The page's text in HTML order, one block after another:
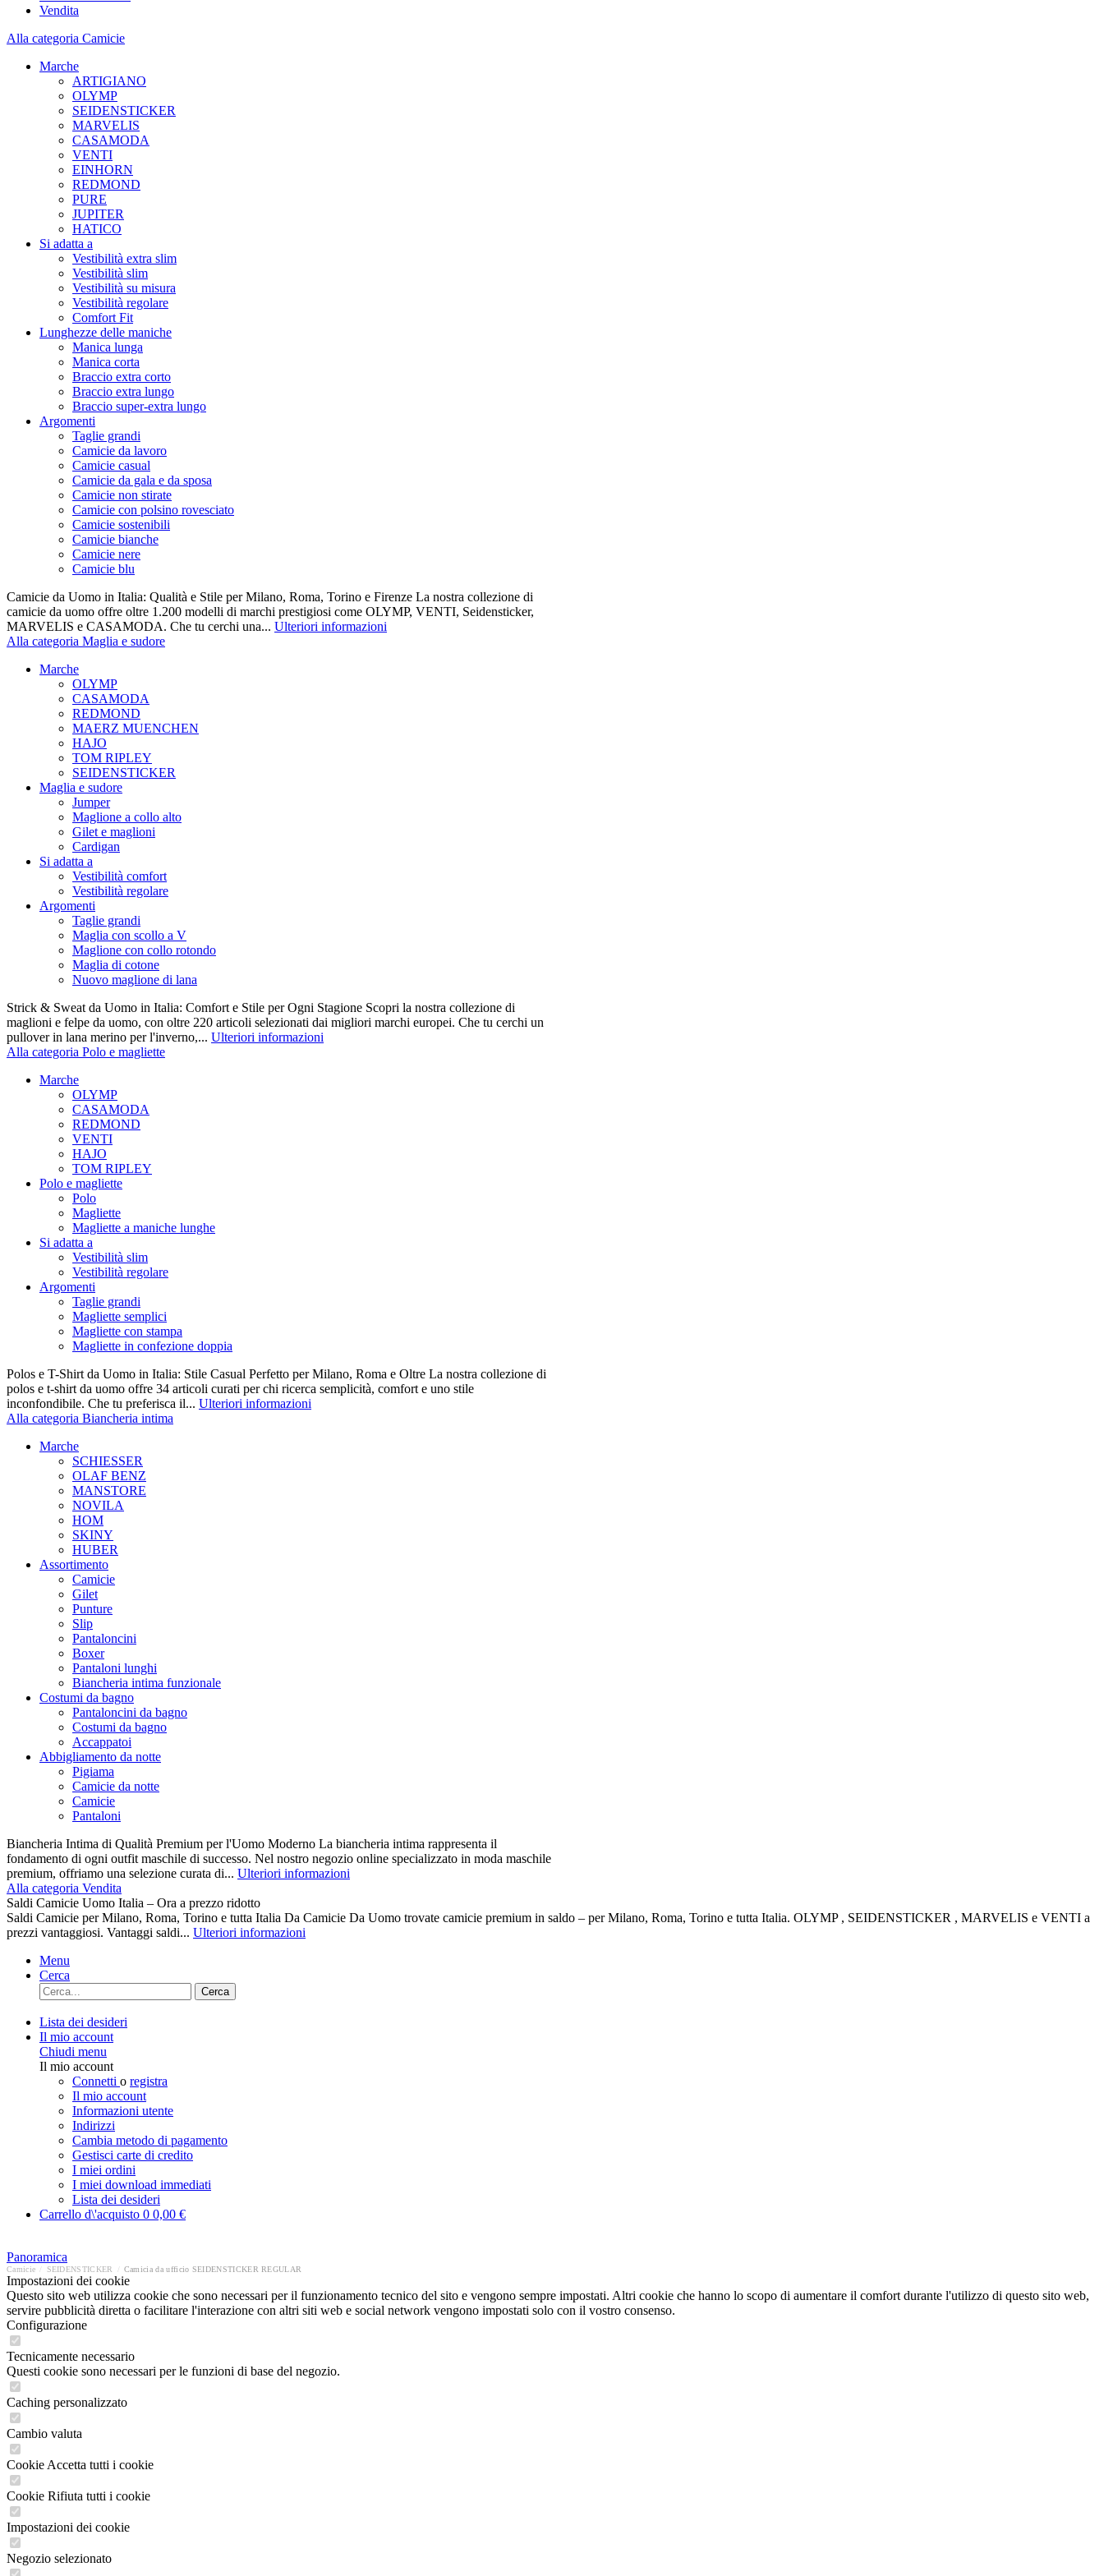
Vendita
Alla categoria Camicie
Marche
ARTIGIANO
OLYMP
SEIDENSTICKER
MARVELIS
CASAMODA
VENTI
EINHORN
REDMOND
PURE
JUPITER
HATICO
Si adatta a
Vestibilità extra slim
Vestibilità slim
Vestibilità su misura
Vestibilità regolare
Comfort Fit
Lunghezze delle maniche
Manica lunga
Manica corta
Braccio extra corto
Braccio extra lungo
Braccio super-extra lungo
Argomenti
Taglie grandi
Camicie da lavoro
Camicie casual
Camicie da gala e da sposa
Camicie non stirate
Camicie con polsino rovesciato
Camicie sostenibili
Camicie bianche
Camicie nere
Camicie blu
Camicie da Uomo in Italia: Qualità e Stile per Milano, Roma, Torino e Firenze La nostra collezione di
camicie da uomo offre oltre 1.200 modelli di marchi prestigiosi come OLYMP, VENTI, Seidensticker,
MARVELIS e CASAMODA. Che tu cerchi una... Ulteriori informazioni
Alla categoria Maglia e sudore
Marche
OLYMP
CASAMODA
REDMOND
MAERZ MUENCHEN
HAJO
TOM RIPLEY
SEIDENSTICKER
Maglia e sudore
Jumper
Maglione a collo alto
Gilet e maglioni
Cardigan
Si adatta a
Vestibilità comfort
Vestibilità regolare
Argomenti
Taglie grandi
Maglia con scollo a V
Maglione con collo rotondo
Maglia di cotone
Nuovo maglione di lana
Strick & Sweat da Uomo in Italia: Comfort e Stile per Ogni Stagione Scopri la nostra collezione di
maglioni e felpe da uomo, con oltre 220 articoli selezionati dai migliori marchi europei. Che tu cerchi un
pullover in lana merino per l'inverno,... Ulteriori informazioni
Alla categoria Polo e magliette
Marche
OLYMP
CASAMODA
REDMOND
VENTI
HAJO
TOM RIPLEY
Polo e magliette
Polo
Magliette
Magliette a maniche lunghe
Si adatta a
Vestibilità slim
Vestibilità regolare
Argomenti
Taglie grandi
Magliette semplici
Magliette con stampa
Magliette in confezione doppia
Polos e T-Shirt da Uomo in Italia: Stile Casual Perfetto per Milano, Roma e Oltre La nostra collezione di
polos e t-shirt da uomo offre 34 articoli curati per chi ricerca semplicità, comfort e uno stile
inconfondibile. Che tu preferisca il... Ulteriori informazioni
Alla categoria Biancheria intima
Marche
SCHIESSER
OLAF BENZ
MANSTORE
NOVILA
HOM
SKINY
HUBER
Assortimento
Camicie
Gilet
Punture
Slip
Pantaloncini
Boxer
Pantaloni lunghi
Biancheria intima funzionale
Costumi da bagno
Pantaloncini da bagno
Costumi da bagno
Accappatoi
Abbigliamento da notte
Pigiama
Camicie da notte
Camicie
Pantaloni
Biancheria Intima di Qualità Premium per l'Uomo Moderno La biancheria intima rappresenta il
fondamento di ogni outfit maschile di successo. Nel nostro negozio online specializzato in moda maschile
premium, offriamo una selezione curata di... Ulteriori informazioni
Alla categoria Vendita
Saldi Camicie Uomo Italia – Ora a prezzo ridotto
Saldi Camicie per Milano, Roma, Torino e tutta Italia Da Camicie Da Uomo trovate camicie premium in saldo – per Milano, Roma, Torino e tutta Italia. OLYMP , SEIDENSTICKER , MARVELIS e VENTI a
prezzi vantaggiosi. Vantaggi saldi... Ulteriori informazioni
Menu
Cerca
Cerca
Lista dei desideri
Il mio account
Chiudi menu
Il mio account
Connetti o registra
Il mio account
Informazioni utente
Indirizzi
Cambia metodo di pagamento
Gestisci carte di credito
I miei ordini
I miei download immediati
Lista dei desideri
Carrello d\'acquisto 0 0,00 €
Panoramica
Camicie SEIDENSTICKER Camicia da ufficio SEIDENSTICKER REGULAR
Impostazioni dei cookie
Questo sito web utilizza cookie che sono necessari per il funzionamento tecnico del sito e vengono sempre impostati. Altri cookie che hanno lo scopo di aumentare il comfort durante l'utilizzo di questo sito web,
servire pubblicità diretta o facilitare l'interazione con altri siti web e social network vengono impostati solo con il vostro consenso.
Configurazione
Tecnicamente necessario
Questi cookie sono necessari per le funzioni di base del negozio.
Caching personalizzato
Cambio valuta
Cookie Accetta tutti i cookie
Cookie Rifiuta tutti i cookie
Impostazioni dei cookie
Negozio selezionato